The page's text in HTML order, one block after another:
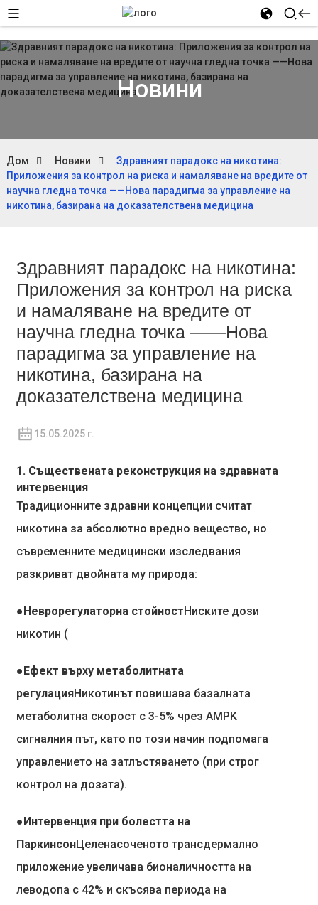
Новини
Дом Новини
Здравният парадокс на никотина:
Приложения за контрол на риска и намаляване на вредите от
научна гледна точка ——Нова парадигма за управление на
никотина, базирана на доказателствена медицина
Здравният парадокс на никотина:
Приложения за контрол на риска
и намаляване на вредите от
научна гледна точка ——Нова
парадигма за управление на
никотина, базирана на
доказателствена медицина
15.05.2025 г.
1. Съществената реконструкция на здравната
интервенция
Традиционните здравни концепции считат
никотина за абсолютно вредно вещество, но
съвременните медицински изследвания
разкриват двойната му природа:
●Неврорегулаторна стойност Ниските дози
никотин (
●Ефект върху метаболитната
регулацияНикотинът повишава базалната
метаболитна скорост с 3-5% чрез AMPK
сигналния път, като по този начин подпомага
управлението на затлъстяването (при строг
контрол на дозата).
●Интервенция при болестта на
ПаркинсонЦеленасоченото трансдермално
приложение увеличава бионаличността на
леводопа с 42% и скъсява периода на